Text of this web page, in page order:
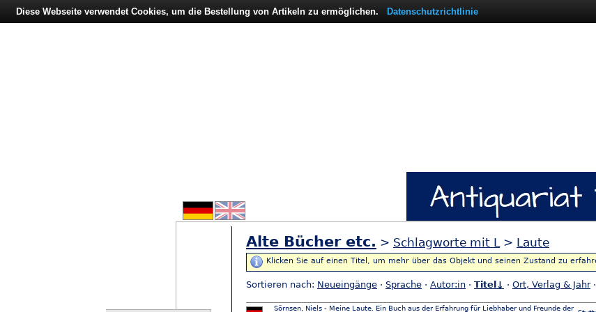
Alte Bücher etc. > Schlagworte mit L> Laute
Klicken Sie auf einen Titel, um mehr über das Objekt und seinen Zustand zu
Sortieren nach: Neueingänge · Sprache · Autor:in · Titel↓ · Ort, Verlag & Jahr·
Sörnsen, Niels - Meine Laute. Ein Buch aus der Erfahrung für Liebhaber und Freunde der
Diese Webseite verwendet Cookies, um die Bestellung von Artikeln zu ermöglichen. Datenschutzrichtlinie